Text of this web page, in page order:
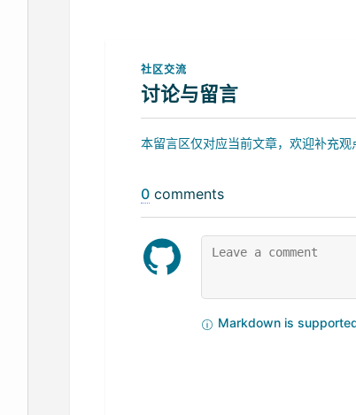
社区交流
讨论与留言
本留言区仅对应当前文章，欢迎补充
0 comments
Markdown is